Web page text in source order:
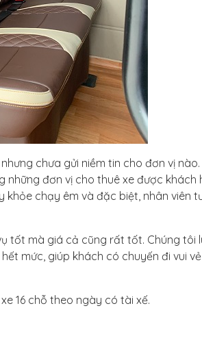
chưa gửi niềm tin cho đơn vị nào.
những đơn vị cho thuê xe được khách
chạy êm và đặc biệt, nhân viên
tốt mà giá cả cũng rất tốt. Chúng tôi
mức, giúp khách có chuyến đi vui
16 chỗ theo ngày có tài xế.